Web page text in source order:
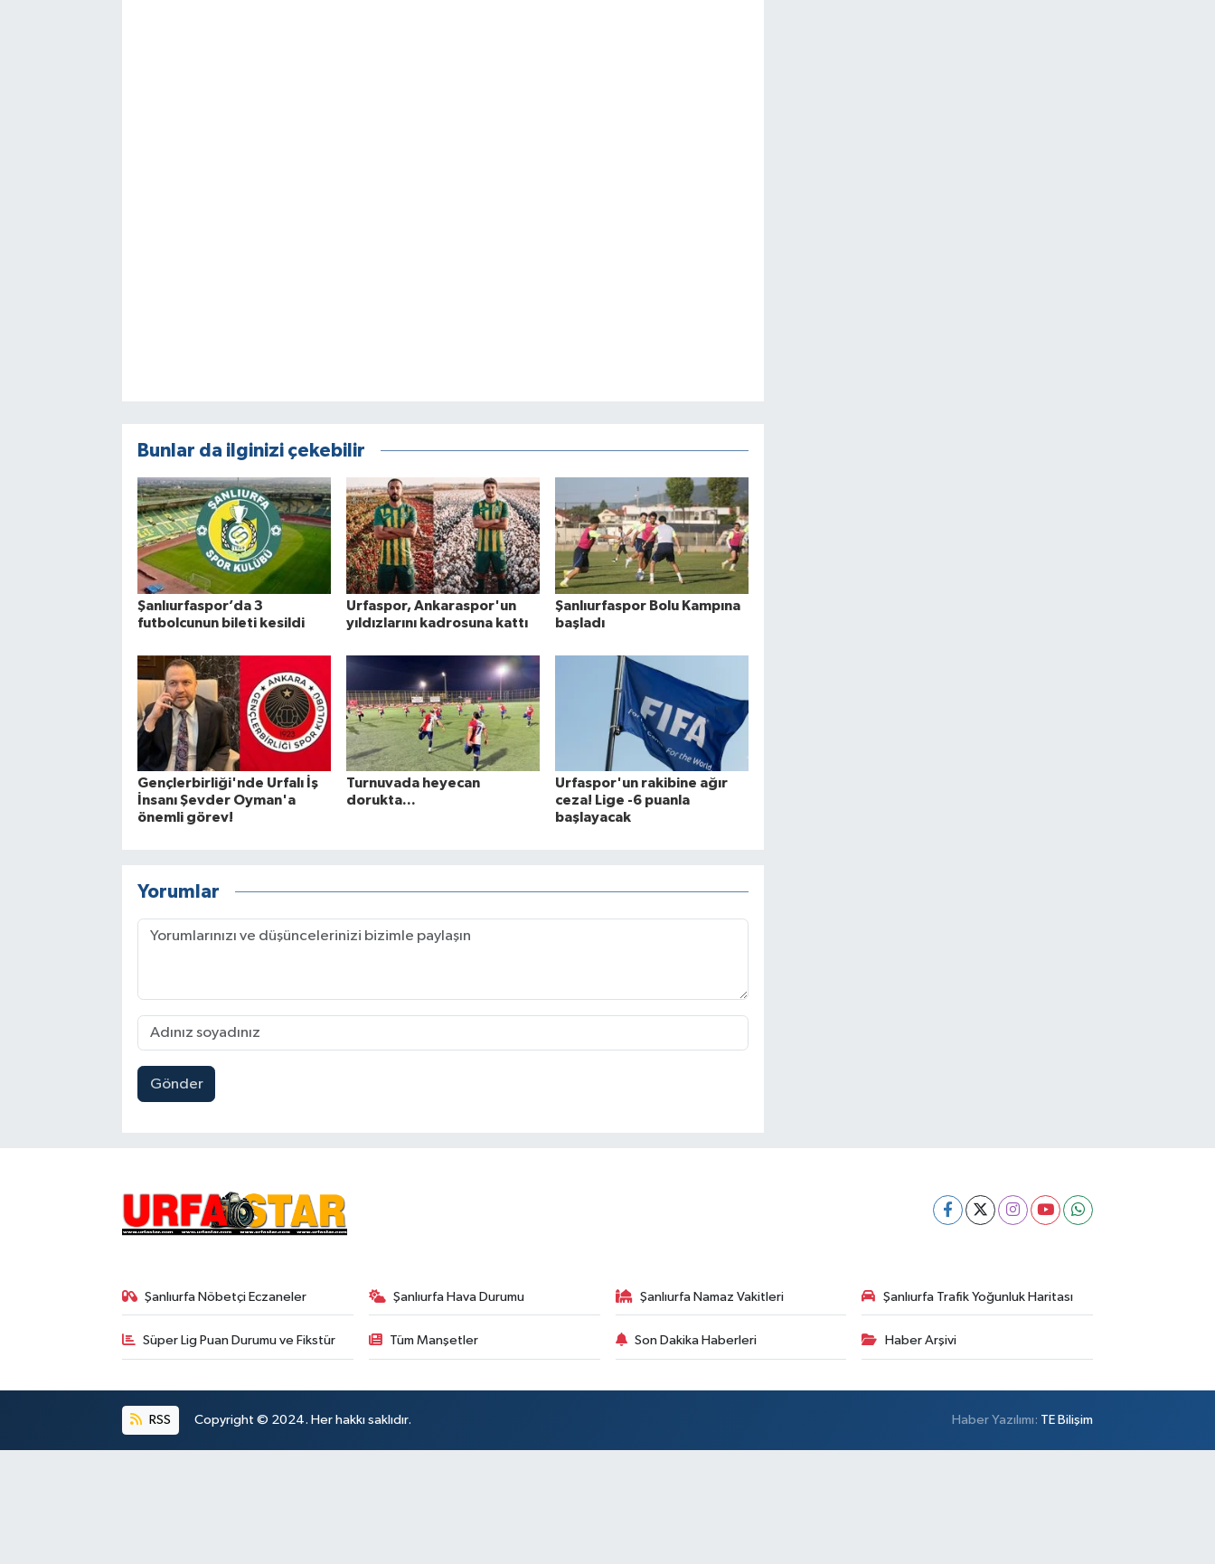
Bunlar da ilginizi çekebilir
Şanlıurfaspor’da 3
futbolcunun bileti kesildi
Urfaspor, Ankaraspor'un
yıldızlarını kadrosuna kattı
Şanlıurfaspor Bolu Kampına
başladı
Gençlerbirliği'nde Urfalı İş
İnsanı Şevder Oyman'a
önemli görev!
Turnuvada heyecan
dorukta...
Urfaspor'un rakibine ağır
ceza! Lige -6 puanla
başlayacak
Yorumlar
Gönder
Şanlıurfa Nöbetçi Eczaneler Şanlıurfa Hava Durumu Şanlıurfa Namaz Vakitleri Şanlıurfa Trafik Yoğunluk Haritası
Süper Lig Puan Durumu ve Fikstür Tüm Manşetler Son Dakika Haberleri Haber Arşivi
RSS Copyright © 2024. Her hakkı saklıdır. Haber Yazılımı: TE Bilişim